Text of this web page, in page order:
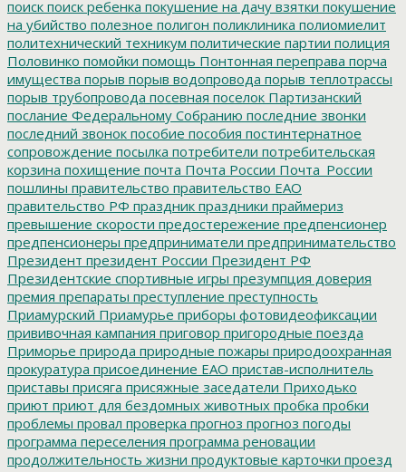
поиск поиск ребенка покушение на дачу взятки покушение
на убийство полезное полигон поликлиника полиомиелит
политехнический техникум политические партии полиция
Половинко помойки помощь Понтонная переправа порча
имущества порыв порыв водопровода порыв теплотрассы
порыв трубопровода посевная поселок Партизанский
послание Федеральному Собранию последние звонки
последний звонок пособие пособия постинтернатное
сопровождение посылка потребители потребительская
корзина похищение почта Почта России Почта_России
пошлины правительство правительство ЕАО
правительство РФ праздник праздники праймериз
превышение скорости предостережение предпенсионер
предпенсионеры предприниматели предпринимательство
Президент президент России Президент РФ
Президентские спортивные игры презумпция доверия
премия препараты преступление преступность
Приамурский Приамурье приборы фотовидеофиксации
прививочная кампания приговор пригородные поезда
Приморье природа природные пожары природоохранная
прокуратура присоединение ЕАО пристав-исполнитель
приставы присяга присяжные заседатели Приходько
приют приют для бездомных животных пробка пробки
проблемы провал проверка прогноз прогноз погоды
программа переселения программа реновации
продолжительность жизни продуктовые карточки проезд